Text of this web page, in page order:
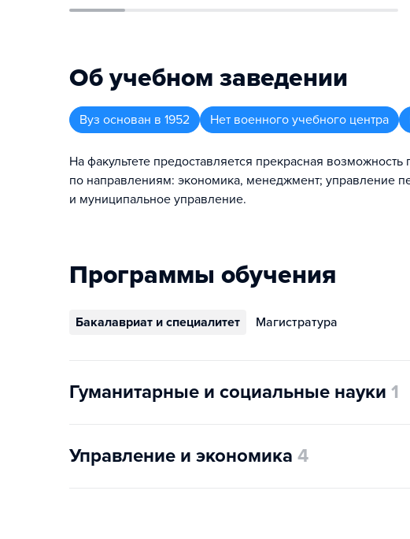
Об учебном заведении
Вуз основан в 1952 Нет военного учебного центра
На факультете предоставляется прекрасная
по направлениям: экономика, менеджмент; управление
и муниципальное управление.
Программы обучения
Бакалавриат и специалитет Магистратура
Гуманитарные и социальные науки 1
Управление и экономика 4